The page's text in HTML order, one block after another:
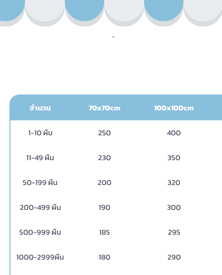
จำนวน 70x70cm 100x100cm
1-10 ผืน 250 400
11-49 ผืน 230 350
50-199 ผืน 200 320
200-499 ผืน 190 300
500-999 ผืน 185 295
1000-2999ผืน 180 290